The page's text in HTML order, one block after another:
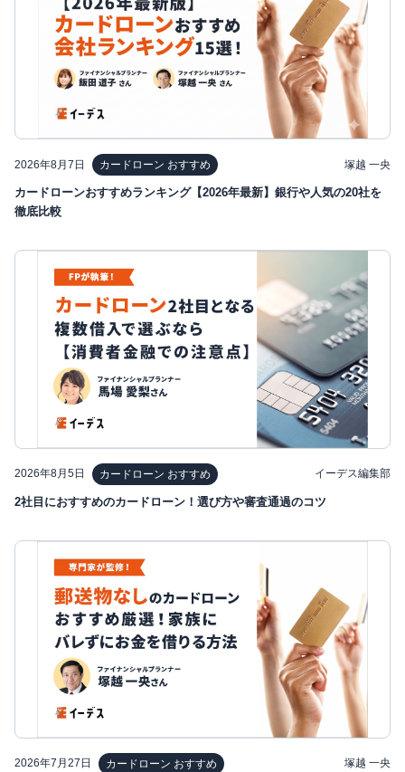
2026年8月7日 カードローン おすすめ 塚越 一央
カードローンおすすめランキング【2026年最新】銀行や人気の20社を
徹底比較
2026年8月5日 カードローン おすすめ イーデス編集部
2社目におすすめのカードローン！選び方や審査通過のコツ
2026年7月27日 カードローン おすすめ 塚越 一央